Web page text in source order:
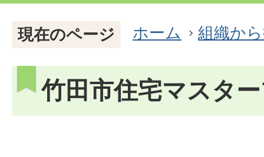
現在のページ ホーム 組織か
竹田市住宅マスタ